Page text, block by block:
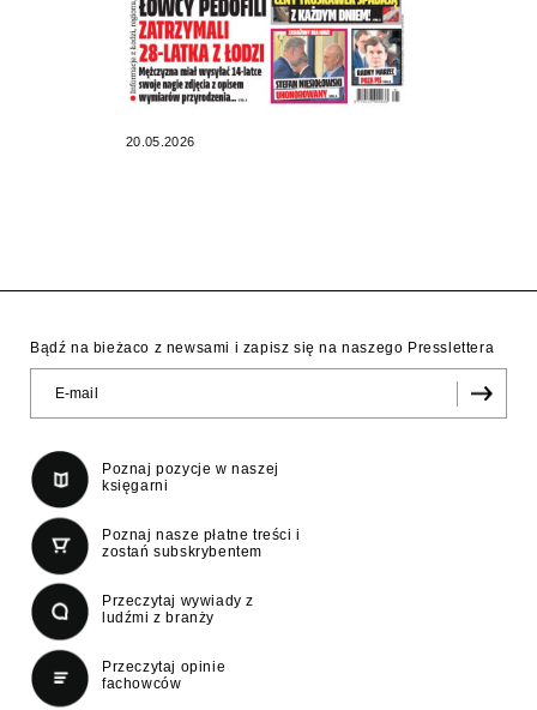
20.05.2026
Bądź na bieżaco z newsami i zapisz się na naszego Presslettera
Poznaj pozycje w naszej
księgarni
Poznaj nasze płatne treści i
zostań subskrybentem
Przeczytaj wywiady z
ludźmi z branży
Przeczytaj opinie
fachowców